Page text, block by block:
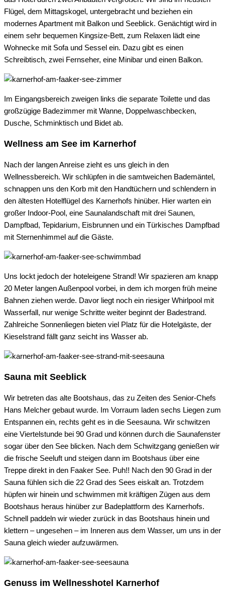
Flügel, dem Mittagskogel, untergebracht und beziehen ein
modernes Apartment mit Balkon und Seeblick. Genächtigt wird in
einem sehr bequemen Kingsize-Bett, zum Relaxen lädt eine
Wohnecke mit Sofa und Sessel ein. Dazu gibt es einen
Schreibtisch, zwei Fernseher, eine Minibar und einen Balkon.
Im Eingangsbereich zweigen links die separate Toilette und das
großzügige Badezimmer mit Wanne, Doppelwaschbecken,
Dusche, Schminktisch und Bidet ab.
Wellness am See im Karnerhof
Nach der langen Anreise zieht es uns gleich in den
Wellnessbereich. Wir schlüpfen in die samtweichen Bademäntel,
schnappen uns den Korb mit den Handtüchern und schlendern in
den ältesten Hotelflügel des Karnerhofs hinüber. Hier warten ein
großer Indoor-Pool, eine Saunalandschaft mit drei Saunen,
Dampfbad, Tepidarium, Eisbrunnen und ein Türkisches Dampfbad
mit Sternenhimmel auf die Gäste.
Uns lockt jedoch der hoteleigene Strand! Wir spazieren am knapp
20 Meter langen Außenpool vorbei, in dem ich morgen früh meine
Bahnen ziehen werde. Davor liegt noch ein riesiger Whirlpool mit
Wasserfall, nur wenige Schritte weiter beginnt der Badestrand.
Zahlreiche Sonnenliegen bieten viel Platz für die Hotelgäste, der
Kieselstrand fällt ganz seicht ins Wasser ab.
Sauna mit Seeblick
Wir betreten das alte Bootshaus, das zu Zeiten des Senior-Chefs
Hans Melcher gebaut wurde. Im Vorraum laden sechs Liegen zum
Entspannen ein, rechts geht es in die Seesauna. Wir schwitzen
eine Viertelstunde bei 90 Grad und können durch die Saunafenster
sogar über den See blicken. Nach dem Schwitzgang genießen wir
die frische Seeluft und steigen dann im Bootshaus über eine
Treppe direkt in den Faaker See. Puh!! Nach den 90 Grad in der
Sauna fühlen sich die 22 Grad des Sees eiskalt an. Trotzdem
hüpfen wir hinein und schwimmen mit kräftigen Zügen aus dem
Bootshaus heraus hinüber zur Badeplattform des Karnerhofs.
Schnell paddeln wir wieder zurück in das Bootshaus hinein und
klettern – ungesehen – im Inneren aus dem Wasser, um uns in der
Sauna gleich wieder aufzuwärmen.
Genuss im Wellnesshotel Karnerhof